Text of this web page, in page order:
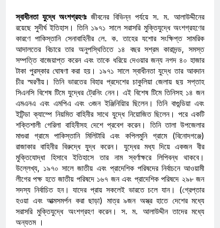
স্বাধীনতা যুদ্ধে অংশগ্রহণঃজীবনের বিভিন্ন পর্যয়ে স. ম. আলাউদ্দীনের
রয়েছে সুদীর্ঘ ইতিহাস। তিনি ১৯৭১ সালে সরাসরি মুক্তিযুদ্ধে অংশগ্রহণের
কারণে পাকিস্তানি সেনাবাহিনীর লে. ক. তাহের যশোর সংক্ষিপ্ত সামরিক
আদালতের বিচারে তার অনুপস্থিতিতে ১৪ বছর সশ্রম কারাদন্ড, সমস্ত
সম্পত্তি বাজেয়াপ্ত করেন এবং তাকে ধরিয়ে দেওয়ার জন্য নগদ ৪০ হাজার
টাকা পুরস্কার ঘোষণা করা হয়। ১৯৭১ সালে স্বাধীনতা যুদ্ধে তার আবদান
চীর স্মরণীয়। তিনি ভারতের বিহার প্রদেশের চাকুলিয়া জেলায় ছয় সপ্তাহ
সিএনসি বিশেষ টিমে যুদ্ধের ট্রেনিং নেন। এই বিশেষ টিমে তিনিসহ ১৪ জন
এমএনএ এবং এমপিএ এবং ৩জন ইঞ্জিনিয়িার ছিলেন। তিনি বাগুন্ডিয়া এবং
ইটিন্ডা ক্যাম্পে নিয়মিত বাহিনীর সাথে যুদ্ধে নিয়োজিত ছিলেন। পরে একটি
শক্তিশালী গেরিলা বাহিনীসহ দেশে প্রবেশ করেন। তিনি তালা উপজেলার
মাগুরা গ্রামে পাকিস্তানি মিলিটারি এবং কপিলমুনি গ্রামে (বিনোদগঞ্জে)
রাজাকার বাহিনীর বিরুদ্ধে যুদ্ধ করেন। যুদ্ধের মধ্য দিয়ে একজন বীর
মুক্তিযোদ্ধা হিসাবে ইতিহাসে তার নাম স্বর্ণাক্ষরে লিপিবন্ধ থাকবে।
উল্লেখ্য, ১৯৭০ সালে জাতীয় এবং প্রাদেশিক পরিষদের নির্বাচনে আওয়ামী
লীগের পক্ষ হতে জাতীয় পরিষদে ১৬৭ জন এবং প্রাদেশিক পরিষদে ২৯৮ জন
সদস্য নির্বাচিত হন। যাদের প্রায় সকলেই ভারতে চলে যান। (গ্রেপ্তার
হওয়া এবং আত্মসমর্পন করা ছাড়া) মাত্র ৯জন অস্ত্র হাতে দেশের মধ্যে
সরাসরি মুক্তিযুদ্ধে অংশগ্রহণ করেন। স. ম. আলাউদ্দীন তাদের মধ্যে
অন্যতম ।